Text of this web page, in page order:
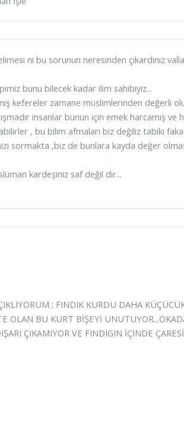
ni bu sorunun neresinden çıkardınız
bunu bilecek kadar ilim sahibiyiz...
kefereler zamane müslimlerinden değerli
insanlar bunun için emek harcamış ve
, bu bilim afmaları biz değiliz tabiki
sormakta ,biz de bunlara kayda değer
kardeşiniz saf değil dir...
; FINDIK KURDU DAHA
OLAN BU KURT BİŞEYİ
ÇIKAMIYOR VE FINDIGIN İÇİNDE